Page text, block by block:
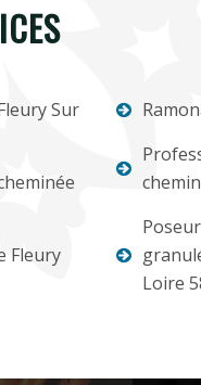
Sur
Fleury
Loire